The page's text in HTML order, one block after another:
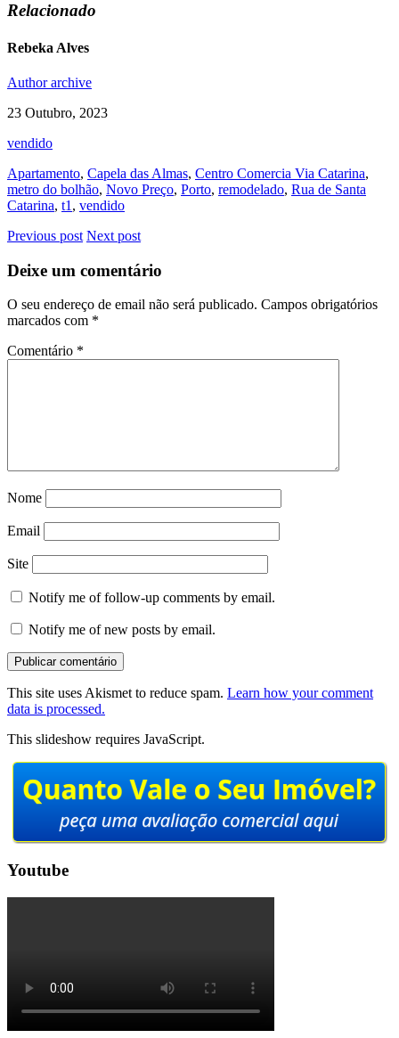
Relacionado
Rebeka Alves
Author archive
23 Outubro, 2023
vendido
Apartamento, Capela das Almas, Centro Comercia Via Catarina,
metro do bolhão, Novo Preço, Porto, remodelado, Rua de Santa
Catarina, t1 , vendido
Previous post Next post
Deixe um comentário
O seu endereço de email não será publicado. Campos obrigatórios
marcados com *
Comentário *
Nome
Email
Site
Notify me of follow-up comments by email.
Notify me of new posts by email.
This site uses Akismet to reduce spam. Learn how your comment
data is processed.
This slideshow requires JavaScript.
Youtube